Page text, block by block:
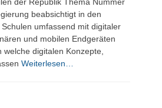
beabsichtigt in den
umfassend mit digitaler
und mobilen Endgeräten
digitalen Konzepte,
Weiterlesen…